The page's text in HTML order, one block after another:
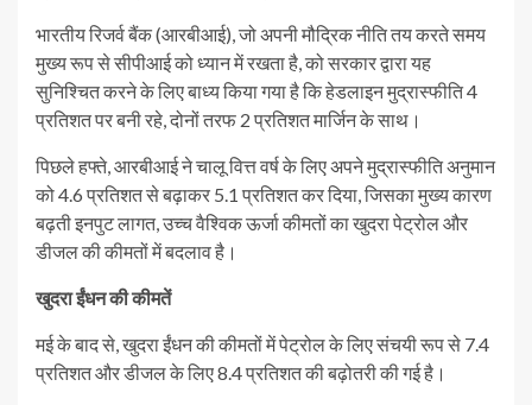
भारतीय रिजर्व बैंक (आरबीआई), जो अपनी मौद्रिक नीति तय करते समय
मुख्य रूप से सीपीआई को ध्यान में रखता है, को सरकार द्वारा यह
सुनिश्चित करने के लिए बाध्य किया गया है कि हेडलाइन मुद्रास्फीति 4
प्रतिशत पर बनी रहे, दोनों तरफ 2 प्रतिशत मार्जिन के साथ।
पिछले हफ्ते, आरबीआई ने चालू वित्त वर्ष के लिए अपने मुद्रास्फीति अनुमान
को 4.6 प्रतिशत से बढ़ाकर 5.1 प्रतिशत कर दिया, जिसका मुख्य कारण
बढ़ती इनपुट लागत, उच्च वैश्विक ऊर्जा कीमतों का खुदरा पेट्रोल और
डीजल की कीमतों में बदलाव है।
खुदरा ईंधन की कीमतें
मई के बाद से, खुदरा ईंधन की कीमतों में पेट्रोल के लिए संचयी रूप से 7.4
प्रतिशत और डीजल के लिए 8.4 प्रतिशत की बढ़ोतरी की गई है।